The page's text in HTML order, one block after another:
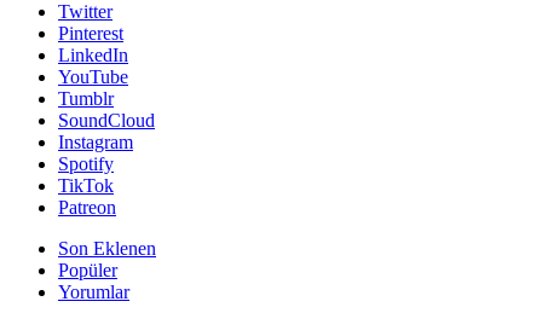
Twitter
Pinterest
LinkedIn
YouTube
Tumblr
SoundCloud
Instagram
Spotify
TikTok
Patreon
Son Eklenen
Popüler
Yorumlar